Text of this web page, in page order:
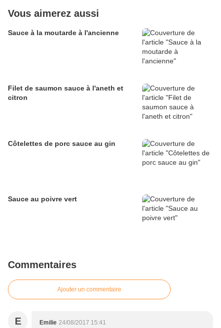
Vous aimerez aussi
Sauce à la moutarde à l'ancienne
Filet de saumon sauce à l'aneth et
citron
Côtelettes de porc sauce au gin
Sauce au poivre vert
Commentaires
Ajouter un commentaire
E Emilie 24/08/2017 15:41